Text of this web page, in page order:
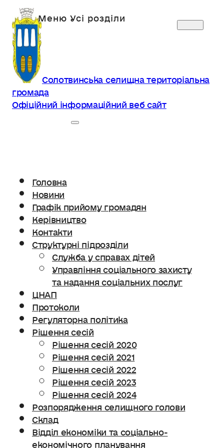
Солотвинська селищна територіальна
громада
Офіційний інформаційний веб сайт
Головна
Новини
Графік прийому громадян
Керівництво
Контакти
Структурні підрозділи
Служба у справах дітей
Управління соціального захисту
та надання соціальних послуг
ЦНАП
Протоколи
Регуляторна політика
Рішення сесій
Рішення сесій 2020
Рішення сесій 2021
Рішення сесій 2022
Рішення сесій 2023
Рішення сесій 2024
Розпорядження селищного голови
Склад
Відділ економіки та соціально-
економічного планування